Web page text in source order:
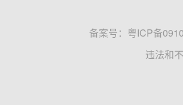
备案号： 粤ICP备
违法和